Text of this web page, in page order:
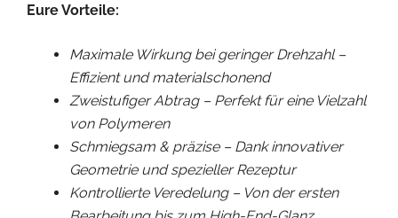
Eure Vorteile:
Maximale Wirkung bei geringer Drehzahl –
Effizient und materialschonend
Zweistufiger Abtrag – Perfekt für eine Vielzahl
von Polymeren
Schmiegsam & präzise – Dank innovativer
Geometrie und spezieller Rezeptur
Kontrollierte Veredelung – Von der ersten